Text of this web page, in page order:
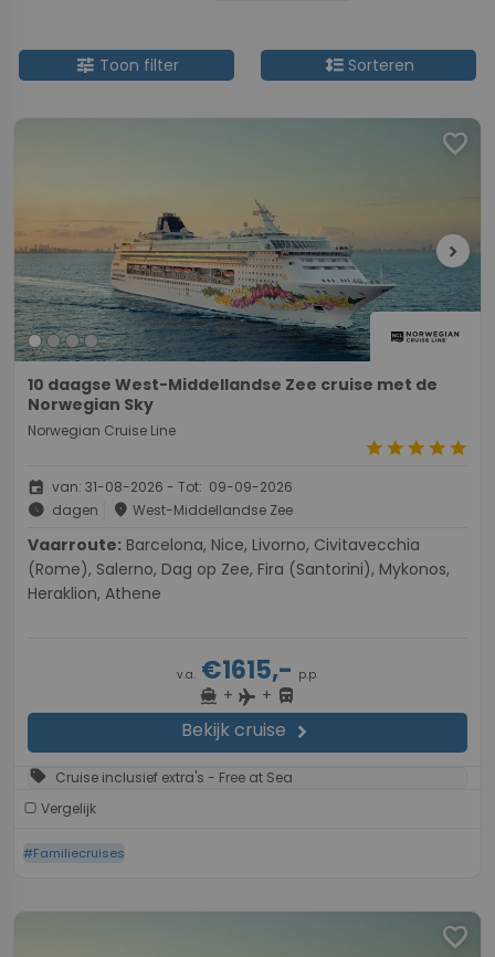
tune Toon filter format_line_spacingSorteren
favorite
chevron_right
10 daagse West-Middellandse Zee cruise met de
Norwegian Sky
Norwegian Cruise Line
starstarstarstarstar
event van: 31-08-2026 - Tot: 09-09-2026
schedule dagen place West-Middellandse Zee
Vaarroute:
(Rome), Salerno, Dag op Zee, Fira (Santorini), Mykonos,
Heraklion, Athene
v.a. €1615,- p.p.
directions_boat + flight + directions_bus
Bekijk cruise chevron_right
sell Cruise inclusief extra's - Free at Sea
Vergelijk
#Familiecruises
favorite